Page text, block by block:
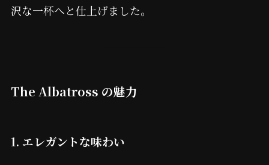
沢な一杯へと仕上げました。
The Albatross の魅力
1. エレガントな味わい